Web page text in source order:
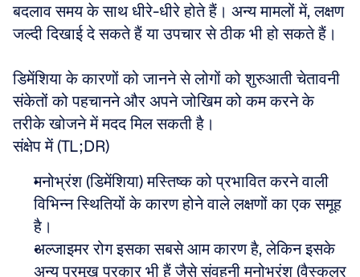
बदलाव समय के साथ धीरे-धीरे होते हैं। अन्य मामलों में, लक्षण
जल्दी दिखाई दे सकते हैं या उपचार से ठीक भी हो सकते हैं।
डिमेंशिया के कारणों को जानने से लोगों को शुरुआती चेतावनी
संकेतों को पहचानने और अपने जोखिम को कम करने के
तरीके खोजने में मदद मिल सकती है।
संक्षेप में (TL;DR)
मनोभ्रंश (डिमेंशिया) मस्तिष्क को प्रभावित करने वाली
विभिन्न स्थितियों के कारण होने वाले लक्षणों का एक समूह
है।
अल्जाइमर रोग इसका सबसे आम कारण है, लेकिन इसके
अन्य प्रमुख प्रकार भी हैं जैसे संवहनी मनोभ्रंश (वैस्कुलर